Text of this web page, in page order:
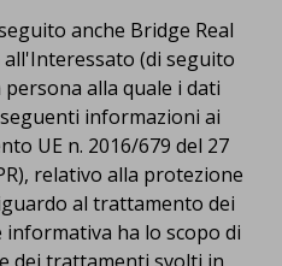
anche Bridge Real
(di seguito
alla quale i dati
informazioni ai
UE n. 2016/679 del 27
relativo alla protezione
al trattamento dei
ha lo scopo di